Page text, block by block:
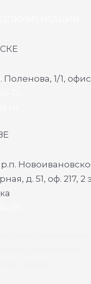
Поленова, 1/1, офис
д. 51, оф. 217, 2